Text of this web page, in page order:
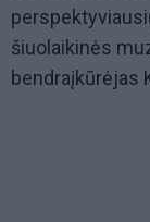
šiuolaikinės
bendraįkūrėjas